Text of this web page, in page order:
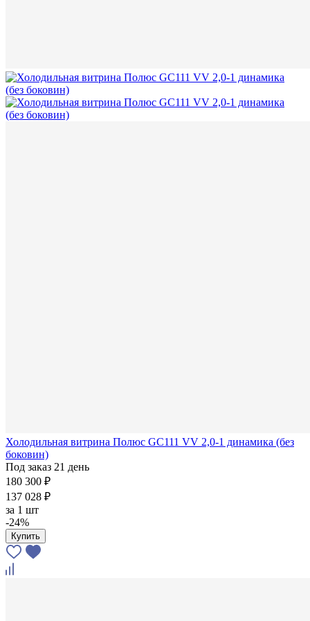
Холодильная витрина Полюс GC111 VV 2,0-1 динамика (без
боковин)
Под заказ 21 день
180 300 ₽
137 028 ₽
за 1 шт
-24%
Купить